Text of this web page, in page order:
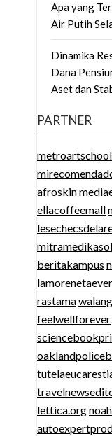
Apa yang
Air Putih
Dinamika
Dana
Aset dan
PARTNER
metroartschool
afroskin
ellacoffeemall
beritakampus
rastama
feelwellforever
lettica.org